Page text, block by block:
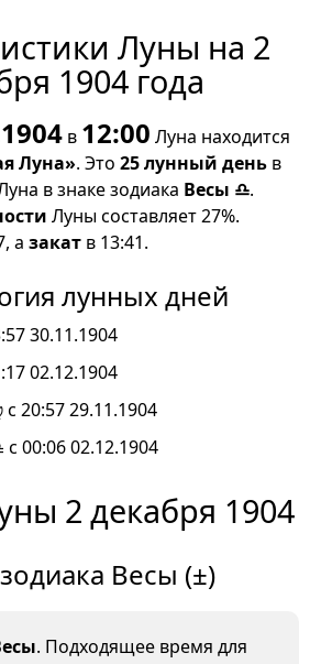
Луны на 2
1904 года
в 12:00 Луна находится
Луна». Это 25 лунный день в
в знаке зодиака Весы ♎.
Луны составляет 27%.
а закат в 13:41.
лунных дней
30.11.1904
02.12.1904
20:57 29.11.1904
00:06 02.12.1904
2 декабря 1904
Весы (±)
. Подходящее время для